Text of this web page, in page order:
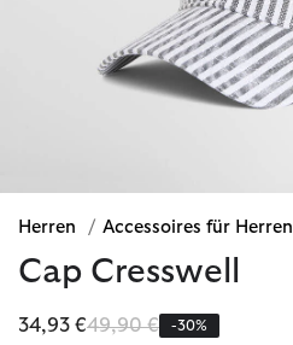
Herren / Accessoires für Herren
Cap Cresswell
34,93 €Reduziert von
49,90 €bis-30%